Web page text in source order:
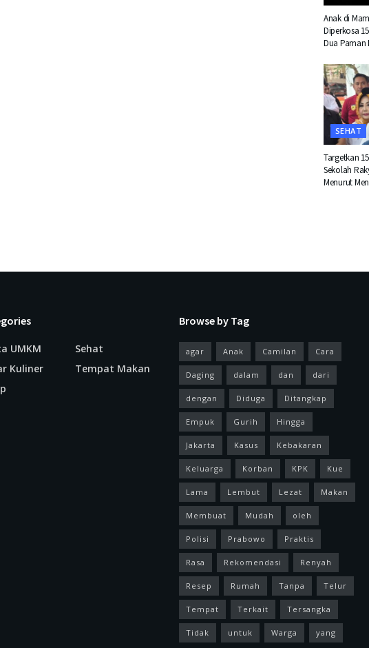
Anak di
Diperkosa
Dua Paman
SEHAT
Targetkan
Sekolah
Menurut
UMKM
Kuliner
Sehat
Tempat Makan
Browse by Tag
agar Anak Camilan Cara
Daging dalam dan dari
dengan Diduga Ditangkap
Empuk Gurih Hingga
Jakarta Kasus Kebakaran
Keluarga Korban KPK Kue
Lama Lembut Lezat Makan
Membuat Mudah oleh
Polisi Prabowo Praktis
Rasa Rekomendasi Renyah
Resep Rumah Tanpa Telur
Tempat Terkait Tersangka
Tidak untuk Warga yang